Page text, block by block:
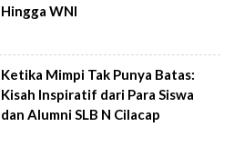
Hingga WNI
Ketika Mimpi Tak Punya Batas:
Kisah Inspiratif dari Para Siswa
dan Alumni SLB N Cilacap